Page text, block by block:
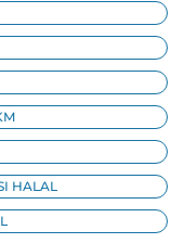
HALAL